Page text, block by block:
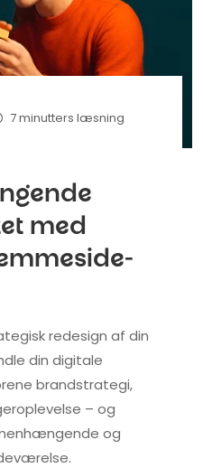
7 minutters læsning
med
redesign af din
din digitale
brandstrategi,
– og
og